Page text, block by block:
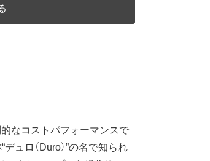
なコストパフォーマンスで
ュロ（Duro）”の名で知られ